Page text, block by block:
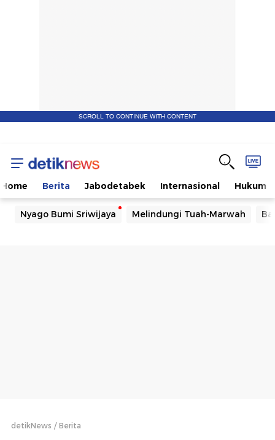
SCROLL TO CONTINUE WITH CONTENT
Home Berita Jabodetabek Internasional Hukum
Nyago Bumi Sriwijaya Melindungi Tuah-Marwah
detikNews Berita